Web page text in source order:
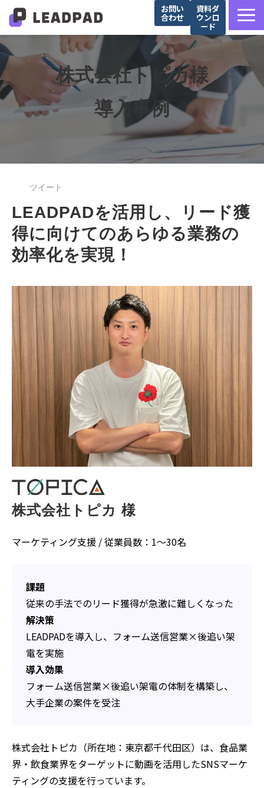
お問い
合わせ
資料ダ
ウンロ
ード
サービス詳細
選ばれる理由
営業支援会社様向け
Salesforce導入企業様向け
導入事例
お役立ち記事
株式会社トピカ様
導入事例
ツイート
LEADPADを活用し、リード獲
得に向けてのあらゆる業務の
効率化を実現！
株式会社トピカ 様
マーケティング支援 / 従業員数：1〜30名
課題
従来の手法でのリード獲得が急激に難しくなった
解決策
LEADPADを導入し、フォーム送信営業×後追い架
電を実施
導入効果
フォーム送信営業×後追い架電の体制を構築し、
大手企業の案件を受注
株式会社トピカ（所在地：東京都千代田区）は、食品業
界・飲食業界をターゲットに動画を活用したSNSマーケ
ティングの支援を行っています。